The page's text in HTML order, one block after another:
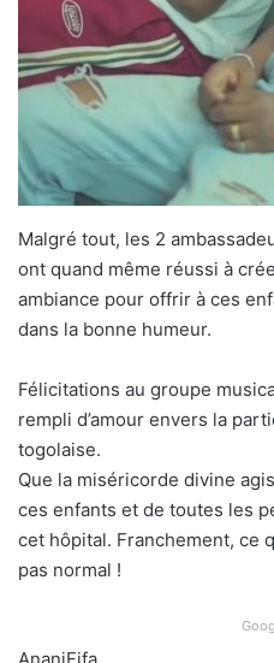
Malgré tout, les 2
ont quand même réussi à
ambiance pour offrir à ces
dans la bonne humeur.
Félicitations au groupe
rempli d’amour envers la
togolaise.
Que la miséricorde divine
ces enfants et de toutes les
cet hôpital. Franchement, ce
pas normal !